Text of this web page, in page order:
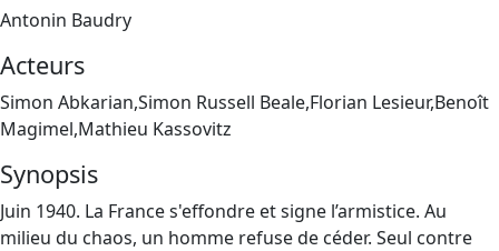
Antonin Baudry
Acteurs
Simon Abkarian,Simon Russell Beale,Florian Lesieur,Benoît
Magimel,Mathieu Kassovitz
Synopsis
Juin 1940. La France s'effondre et signe l’armistice. Au
milieu du chaos, un homme refuse de céder. Seul contre